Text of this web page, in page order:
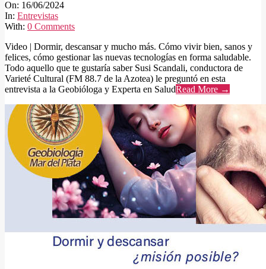
06-
16
On: 16/06/2024
In: Entrevistas
With: 0 Comments
Video | Dormir, descansar y mucho más. Cómo vivir bien, sanos y
felices, cómo gestionar las nuevas tecnologías en forma saludable.
Todo aquello que te gustaría saber Susi Scandali, conductora de
Varieté Cultural (FM 88.7 de la Azotea) le preguntó en esta
entrevista a la Geobióloga y Experta en SaludRead More →